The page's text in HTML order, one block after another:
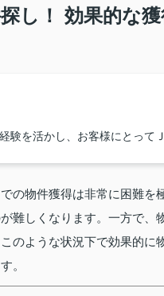
し！ 効果的な
験を活かし、お客様にとって
の物件獲得は非常に困難
難しくなります。一方で
のような状況下で効果的
。